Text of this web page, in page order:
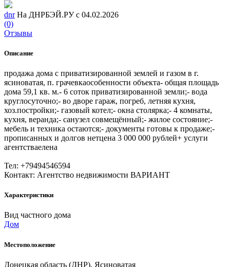
dnr На ДНРБЭЙ.РУ с 04.02.2026
(0)
Отзывы
Описание
продажа дома с приватизированной землей и газом в г.
ясиноватая, п. грачевкаособенности объекта- общая площадь
дома 59,1 кв. м.- 6 соток приватизированной земли;- вода
круглосуточно;- во дворе гараж, погреб, летняя кухня,
хоз.постройки;- газовый котел;- окна столярка;- 4 комнаты,
кухня, веранда;- санузел совмещённый;- жилое состояние;-
мебель и техника остаются;- документы готовы к продаже;-
прописанных и долгов нетцена 3 000 000 рублей+ услуги
агентстваелена
Тел: +79494546594
Контакт: Агентство недвижимости ВАРИАНТ
Характеристики
Вид частного дома
Дом
Местоположение
Донецкая область (ДНР), Ясиноватая